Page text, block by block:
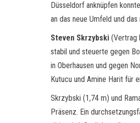
Düsseldorf anknüpfen
an das neue Umfeld und
Steven Skrzybski (Vertrag
stabil und steuerte gegen
in Oberhausen und gegen
Kutucu und Amine Harit für
Skrzybski (1,74 m) und
Präsenz. Ein